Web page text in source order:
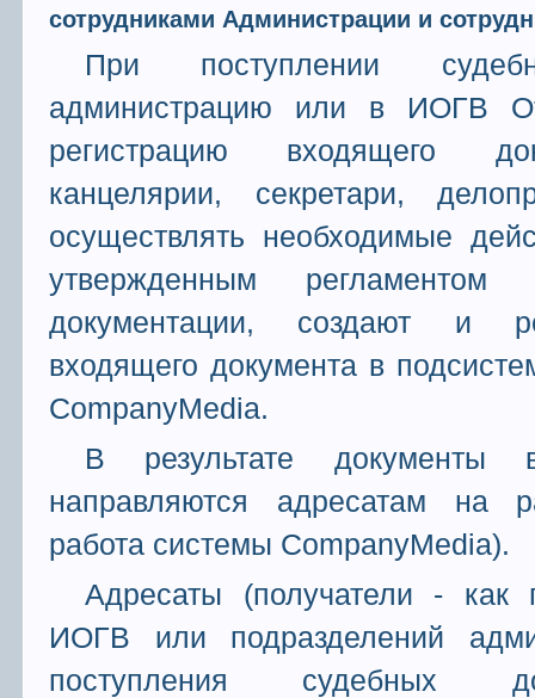
сотрудниками Администрации и
При поступлении
администрацию или в ИОГВ
регистрацию входящего
канцелярии, секретари,
осуществлять необходимые
утвержденным регламентом
документации, создают и
входящего документа в
CompanyMedia.
В результате документы
направляются адресатам на
работа системы CompanyMedia).
Адресаты (получатели - как
ИОГВ или подразделений
поступления судебных